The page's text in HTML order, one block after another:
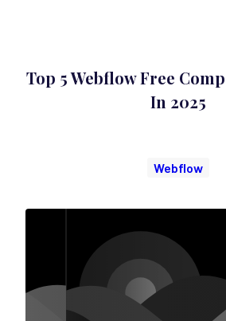
Top 5 Webflow Free
In 2025
Webflow